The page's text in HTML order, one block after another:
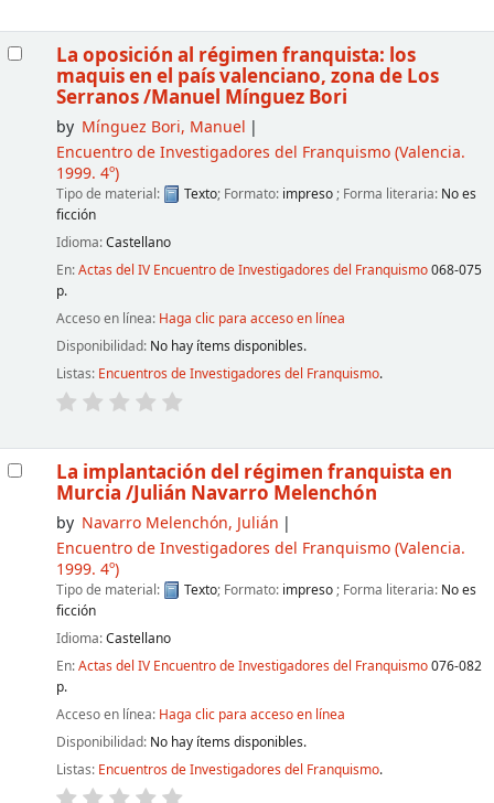
La oposición al régimen franquista: los
maquis en el país valenciano, zona de Los
Serranos/Manuel Mínguez Bori
by Mínguez Bori, Manuel
Encuentro de Investigadores del Franquismo(Valencia.
1999. 4º)
Tipo de material: Texto; Formato: impreso ; Forma literaria: No es
ficción
Idioma:Castellano
En:Actas del IV Encuentro de Investigadores del Franquismo068-075
p.
Acceso en línea: Haga clic para acceso en línea
Disponibilidad: No hay ítems disponibles.
Listas: Encuentros de Investigadores del Franquismo.
La implantación del régimen franquista en
Murcia /Julián Navarro Melenchón
by Navarro Melenchón, Julián
Encuentro de Investigadores del Franquismo(Valencia.
1999. 4º)
Tipo de material: Texto; Formato: impreso ; Forma literaria: No es
ficción
Idioma:Castellano
En:Actas del IV Encuentro de Investigadores del Franquismo076-082
p.
Acceso en línea: Haga clic para acceso en línea
Disponibilidad: No hay ítems disponibles.
Listas: Encuentros de Investigadores del Franquismo.